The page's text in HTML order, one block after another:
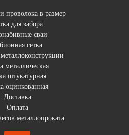
проволока в размер
для забора
сваи
сетка
металлическая
штукатурная
оцинкованная
Доставка
Оплата
металлопроката